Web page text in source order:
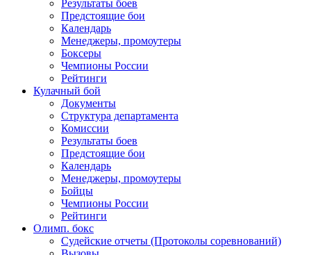
Результаты боев
Предстоящие бои
Календарь
Менеджеры, промоутеры
Боксеры
Чемпионы России
Рейтинги
Кулачный бой
Документы
Структура департамента
Комиссии
Результаты боев
Предстоящие бои
Календарь
Менеджеры, промоутеры
Бойцы
Чемпионы России
Рейтинги
Олимп. бокс
Судейские отчеты (Протоколы соревнований)